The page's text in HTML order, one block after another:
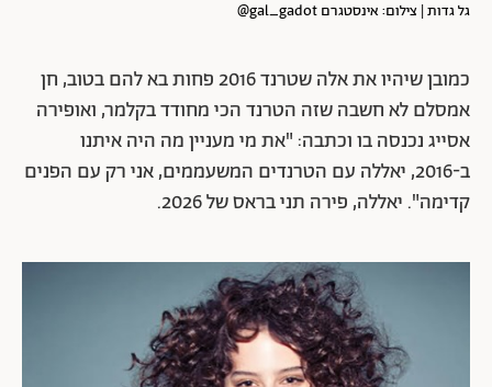
גל גדות | צילום: אינסטגרם gal_gadot@
כמובן שיהיו את אלה שטרנד 2016 פחות בא להם בטוב, חן
אמסלם לא חשבה שזה הטרנד הכי מחודד בקלמר, ואופירה
אסייג נכנסה בו וכתבה: "את מי מעניין מה היה איתנו
ב-2016, יאללה עם הטרנדים המשעממים, אני רק עם הפנים
קדימה". יאללה, פירה תני בראס של 2026.